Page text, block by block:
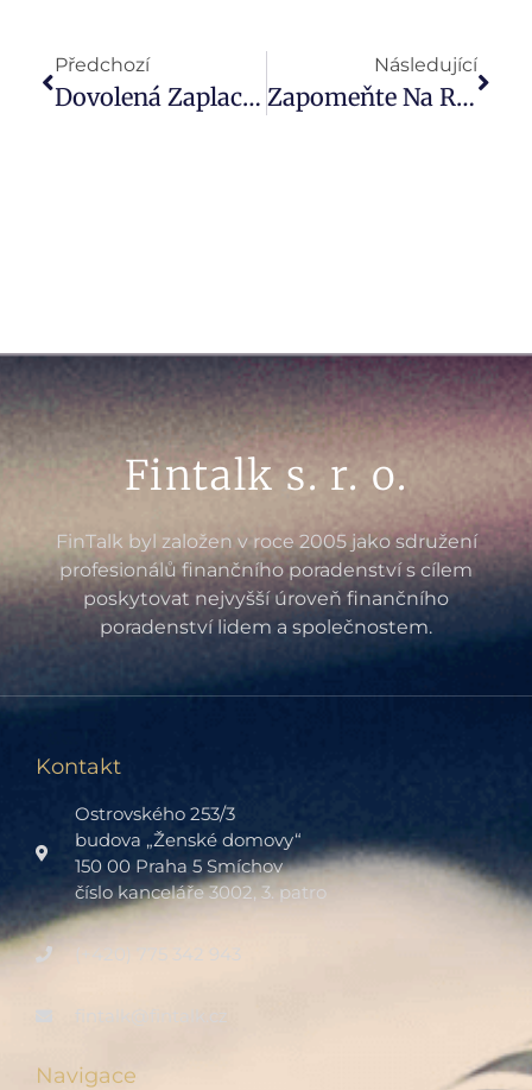
Předchozí
Dovolená Zaplacená, Odjezd Zrušený. Kdy Pomůže Pojištění Storna?
Následující
Zapomeňte Na Reklamy A Známá Loga: Martin Blecha Z Colonnade Radí, Podle Čeho Vybrat Cestovní Pojištění
Fintalk s. r. o.
FinTalk byl založen v roce 2005 jako sdružení
profesionálů finančního poradenství s cílem
poskytovat nejvyšší úroveň finančního
poradenství lidem a společnostem.
Kontakt
Ostrovského 253/3
budova „Ženské domovy“
150 00 Praha 5 Smíchov
číslo kanceláře 3002, 3. patro
(+420) 775 342 943
fintalk@fintalk.cz
Navigace